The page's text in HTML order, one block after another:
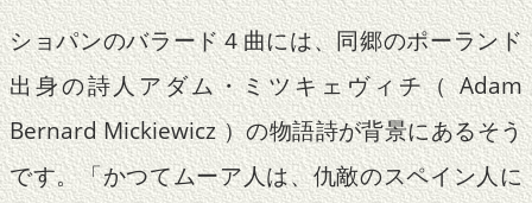
ショパンのバラード４曲には、同郷のポーランド
出身の詩人アダム・ミツキェヴィチ（ Adam
Bernard Mickiewicz ）の物語詩が背景にあるそう
です。「かつてムーア人は、仇敵のスペイン人に